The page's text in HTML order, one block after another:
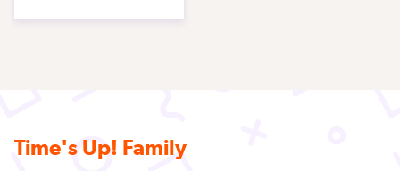
Time's Up! Family